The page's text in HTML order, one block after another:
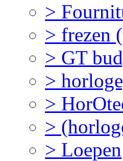
>
> frezen
> GT
>
>
>
> Loepen